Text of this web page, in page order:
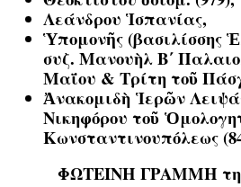
Λεάνδρου Ἱσπανίας,
Ὑπομονῆς (βασιλίσσης
συζ. Μανουὴλ Β΄
Μαΐου & Τρίτη τοῦ
Ἀνακομιδὴ Ἱερῶν
Νικηφόρου τοῦ
Κωνσταντινουπόλεως
ΦΩΤΕΙΝΗ ΓΡΑΜΜΗ τηλ.